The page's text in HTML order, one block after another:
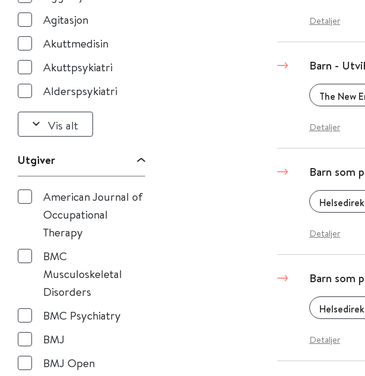
Agitasjon
Akuttmedisin
Akuttpsykiatri
Alderspsykiatri
Vis alt
Utgiver
American Journal of
Occupational
Therapy
BMC
Musculoskeletal
Disorders
BMC Psychiatry
BMJ
BMJ Open
Detaljer
Barn -
The New
Detaljer
Barn som
Detaljer
Barn som
Detaljer